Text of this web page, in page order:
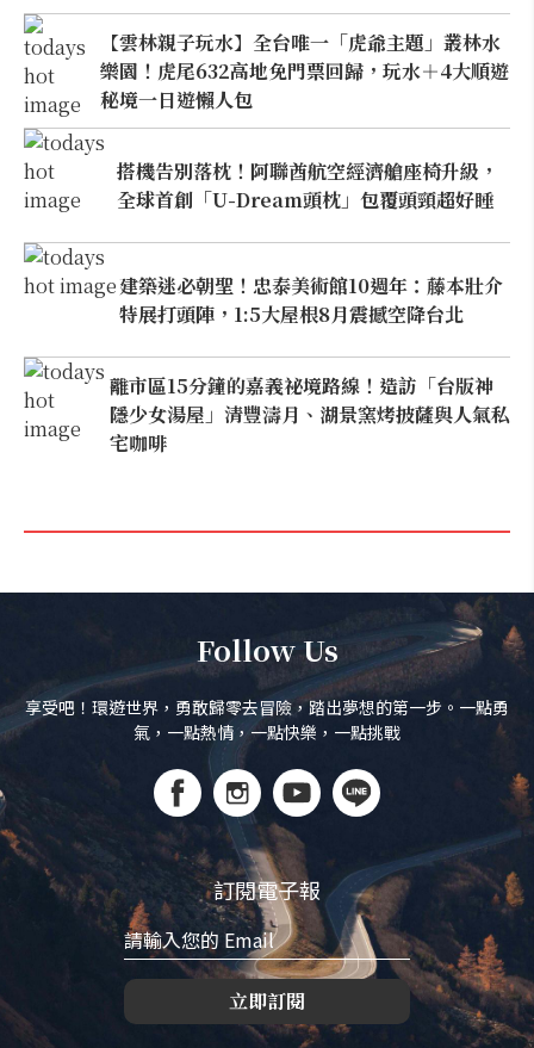
【雲林親子玩水】全台唯一「虎爺主題」叢林水
樂園！虎尾632高地免門票回歸，玩水＋4大順遊
秘境一日遊懶人包
搭機告別落枕！阿聯酋航空經濟艙座椅升級，
全球首創「U-Dream頭枕」包覆頭頸超好睡
建築迷必朝聖！忠泰美術館10週年：藤本壯介
特展打頭陣，1:5大屋根8月震撼空降台北
離市區15分鐘的嘉義祕境路線！造訪「台版神
隱少女湯屋」清豐濤月、湖景窯烤披薩與人氣私
宅咖啡
Follow Us
享受吧！環遊世界，勇敢歸零去冒險，踏出夢想的第一步。一點勇
氣，一點熱情，一點快樂，一點挑戰
訂閱電子報
立即訂閱